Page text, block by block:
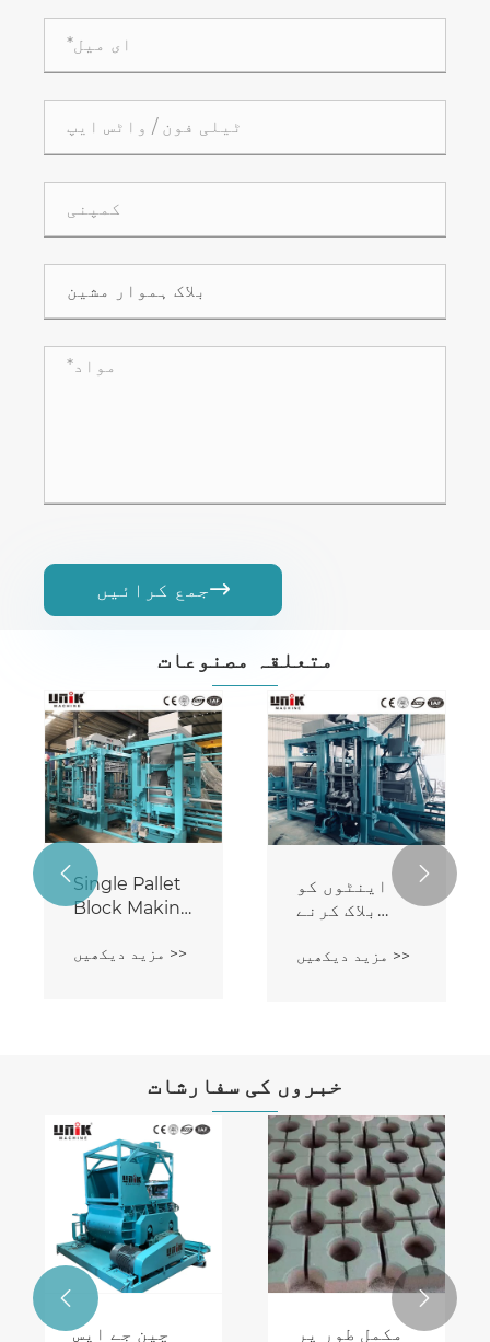
جمع کرائیں
متعلقہ مصنوعات
Single Pallet
Block Making
مزید دیکھیں >>
اینٹوں کو
بلاک کرنے
مزید دیکھیں >>
 
خبروں کی سفارشات
چین جے ایس مکمل طور پر
 